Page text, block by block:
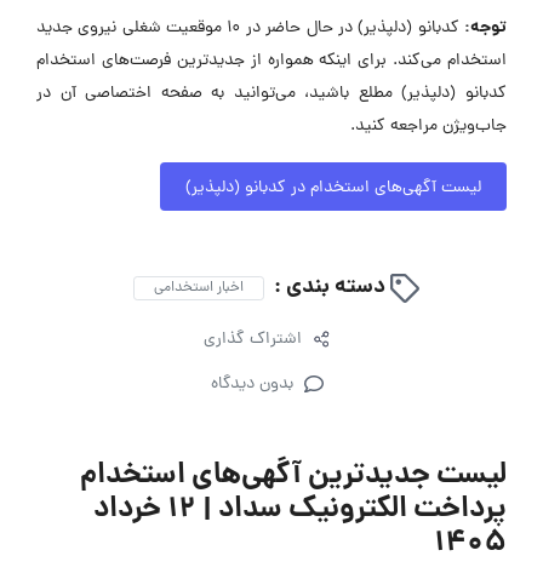
توجه:
کدبانو (دلپذیر) در حال حاضر در ۱۰ موقعیت شغلی نیروی جدید
استخدام می‌کند. برای اینکه همواره از جدیدترین فرصت‌های استخدام
کدبانو (دلپذیر) مطلع باشید، می‌توانید به صفحه اختصاصی آن در
جاب‌ویژن مراجعه کنید.
لیست آگهی‌های استخدام در کدبانو (دلپذیر)
دسته بندی : اخبار استخدامی
اشتراک گذاری
بدون دیدگاه
لیست جدیدترین آگهی‌های استخدام
پرداخت الکترونیک سداد | ۱۲ خرداد
۱۴۰۵